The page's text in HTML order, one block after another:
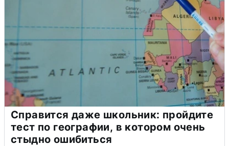
Справится даже школьник: пройдите
тест по географии, в котором очень
стыдно ошибиться